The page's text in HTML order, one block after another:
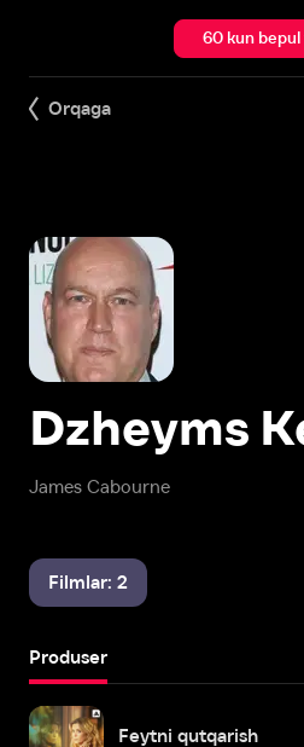
60 kun bepul
Orqaga
James Cabourne
Dzheyms
Filmlar: 2
Produser
Feytni qutqarish